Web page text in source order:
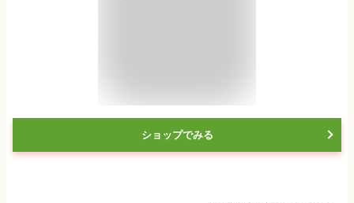
ショップでみる